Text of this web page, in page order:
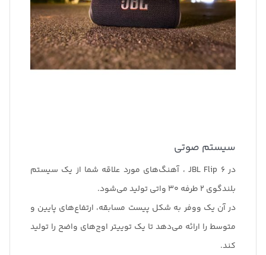
سیستم صوتی
در JBL Flip 6 ، آهنگ‌های مورد علاقه شما از یک سیستم
بلندگوی 2 طرفه 30 واتی تولید می‌شود.
در آن یک ووفر به شکل پیست مسابقه، ارتفاع‌های پایین و
متوسط ​​را ارائه می‌دهد تا یک توییتر اوج‌های واضح را تولید
کند.